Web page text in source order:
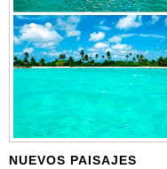
NUEVOS PAISAJES